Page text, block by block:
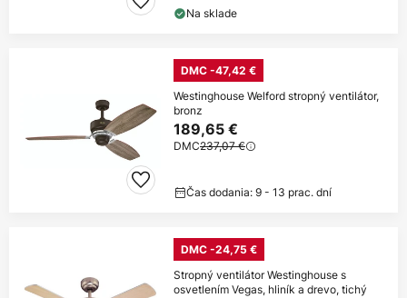
Na sklade
DMC -47,42 €
Westinghouse Welford stropný ventilátor,
bronz
189,65 €
DMC237,07 €
Čas dodania: 9 - 13 prac. dní
DMC -24,75 €
Stropný ventilátor Westinghouse s
osvetlením Vegas, hliník a drevo, tichý